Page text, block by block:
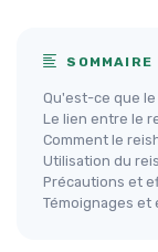
SOMMAIRE
Qu'est-ce que le
Le lien entre le
Comment le
Utilisation du
Précautions et
Témoignages